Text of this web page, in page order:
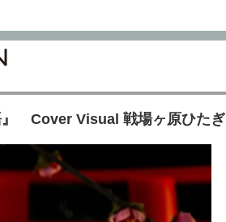
』 Cover Visual 戦場ヶ原ひたぎ